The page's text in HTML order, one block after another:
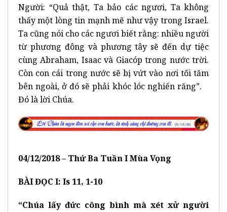
Người: “Quả thật, Ta bảo các ngươi, Ta không
thấy một lòng tin mạnh mẽ như vậy trong Israel.
Ta cũng nói cho các ngươi biết rằng: nhiều người
từ phương đông và phương tây sẽ đến dự tiệc
cùng Abraham, Isaac và Giacóp trong nước trời.
Còn con cái trong nước sẽ bị vứt vào nơi tối tăm
bên ngoài, ở đó sẽ phải khóc lóc nghiến răng”.
Đó là lời Chúa.
04/12/2018 – Thứ Ba Tuần I MùaVọng
BÀI ĐỌC I: Is 11, 1-10
“Chúa lấy đức công bình mà xét xử người